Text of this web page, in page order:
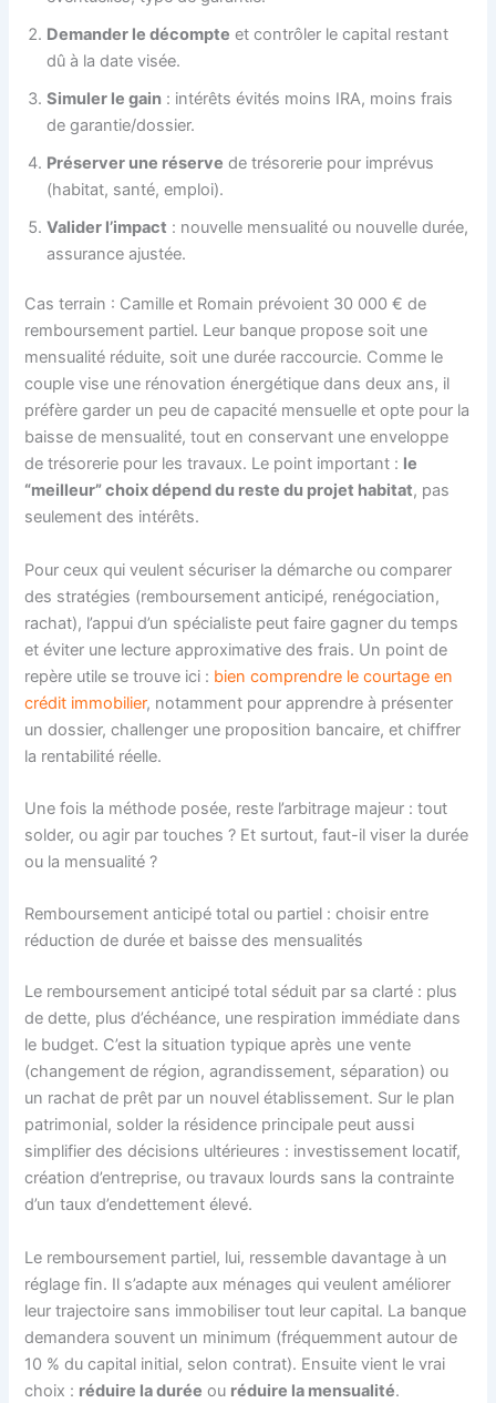
Demander le décompte et contrôler le capital restant
dû à la date visée.
Simuler le gain : intérêts évités moins IRA, moins frais
de garantie/dossier.
Préserver une réserve de trésorerie pour imprévus
(habitat, santé, emploi).
Valider l’impact : nouvelle mensualité ou nouvelle durée,
assurance ajustée.
Cas terrain : Camille et Romain prévoient 30 000 € de
remboursement partiel. Leur banque propose soit une
mensualité réduite, soit une durée raccourcie. Comme le
couple vise une rénovation énergétique dans deux ans, il
préfère garder un peu de capacité mensuelle et opte pour la
baisse de mensualité, tout en conservant une enveloppe
de trésorerie pour les travaux. Le point important : le
“meilleur” choix dépend du reste du projet habitat, pas
seulement des intérêts.
Pour ceux qui veulent sécuriser la démarche ou comparer
des stratégies (remboursement anticipé, renégociation,
rachat), l’appui d’un spécialiste peut faire gagner du temps
et éviter une lecture approximative des frais. Un point de
repère utile se trouve ici : bien comprendre le courtage en
crédit immobilier, notamment pour apprendre à présenter
un dossier, challenger une proposition bancaire, et chiffrer
la rentabilité réelle.
Une fois la méthode posée, reste l’arbitrage majeur : tout
solder, ou agir par touches ? Et surtout, faut-il viser la durée
ou la mensualité ?
Remboursement anticipé total ou partiel : choisir entre
réduction de durée et baisse des mensualités
Le remboursement anticipé total séduit par sa clarté : plus
de dette, plus d’échéance, une respiration immédiate dans
le budget. C’est la situation typique après une vente
(changement de région, agrandissement, séparation) ou
un rachat de prêt par un nouvel établissement. Sur le plan
patrimonial, solder la résidence principale peut aussi
simplifier des décisions ultérieures : investissement locatif,
création d’entreprise, ou travaux lourds sans la contrainte
d’un taux d’endettement élevé.
Le remboursement partiel, lui, ressemble davantage à un
réglage fin. Il s’adapte aux ménages qui veulent améliorer
leur trajectoire sans immobiliser tout leur capital. La banque
demandera souvent un minimum (fréquemment autour de
10 % du capital initial, selon contrat). Ensuite vient le vrai
choix : réduire la durée ou réduire la mensualité.